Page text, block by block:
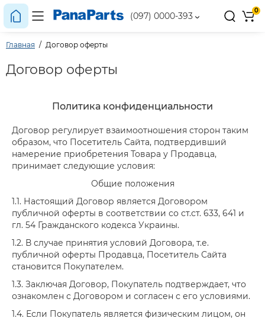
(097) 0000-393
0
Главная Договор оферты
Договор оферты
Политика конфиденциальности
Договор регулирует взаимоотношения сторон таким
образом, что Посетитель Сайта, подтвердивший
намерение приобретения Товара у Продавца,
принимает следующие условия:
Общие положения
1.1. Настоящий Договор является Договором
публичной оферты в соответствии со ст.ст. 633, 641 и
гл. 54 Гражданского кодекса Украины.
1.2. В случае принятия условий Договора, т.е.
публичной оферты Продавца, Посетитель Сайта
становится Покупателем.
1.3. Заключая Договор, Покупатель подтверждает, что
ознакомлен с Договором и согласен с его условиями.
1.4. Если Покупатель является физическим лицом, он